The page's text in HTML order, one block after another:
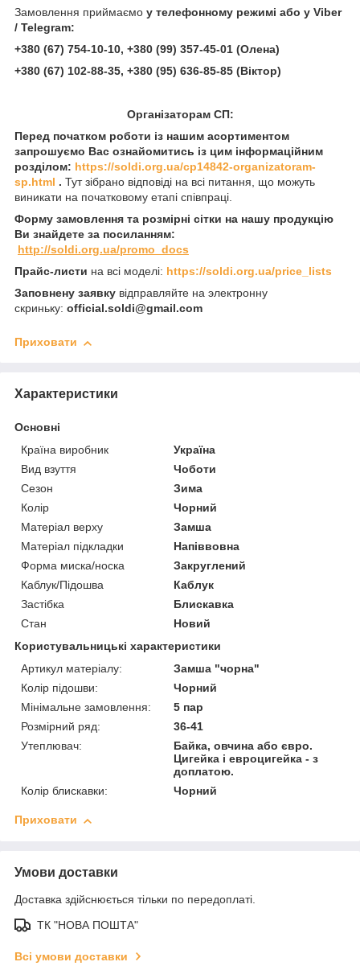
Замовлення приймаємо у телефонному режимі або у Viber
/ Telegram:
+380 (67) 754-10-10, +380 (99) 357-45-01 (Олена)
+380 (67) 102-88-35, +380 (95) 636-85-85 (Віктор)
Організаторам СП:
Перед початком роботи із нашим асортиментом
запрошуємо Вас ознайомитись із цим інформаційним
розділом: https://soldi.org.ua/cp14842-organizatoram-
sp.html . Тут зібрано відповіді на всі питання, що можуть
виникати на початковому етапі співпраці.
Форму замовлення та розмірні сітки на нашу продукцію
Ви знайдете за посиланням:
http://soldi.org.ua/promo_docs
Прайс-листи на всі моделі: https://soldi.org.ua/price_lists
Заповнену заявку відправляйте на электронну
скриньку: official.soldi@gmail.com
Приховати
Характеристики
Основні
Країна виробник
Україна
Вид взуття
Чоботи
Сезон
Зима
Колір
Чорний
Матеріал верху
Замша
Матеріал підкладки
Напіввовна
Форма миска/носка
Закруглений
Каблук/Підошва
Каблук
Застібка
Блискавка
Стан
Новий
Користувальницькі характеристики
Артикул матеріалу:
Замша "чорна"
Колір підошви:
Чорний
Мінімальне замовлення:
5 пар
Розмірний ряд:
36-41
Утеплювач:
Байка, овчина або євро.
Цигейка і евроцигейка - з
доплатою.
Колір блискавки:
Чорний
Приховати
Умови доставки
Доставка здійснюється тільки по передоплаті.
ТК "НОВА ПОШТА"
Всі умови доставки